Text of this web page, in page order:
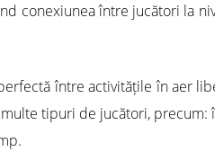
conexiunea între jucători la
între activitățile în aer
tipuri de jucători,